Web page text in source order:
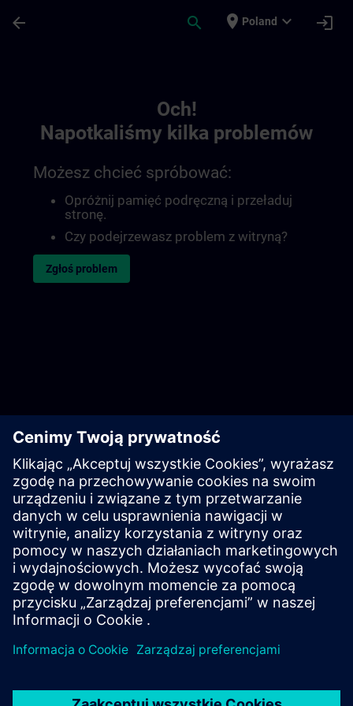
arrow_back search place Poland expand_more login
Och!
Napotkaliśmy kilka problemów
Możesz chcieć spróbować:
Opróżnij pamięć podręczną i przeładuj
stronę.
Czy podejrzewasz problem z witryną?
Zgłoś problem